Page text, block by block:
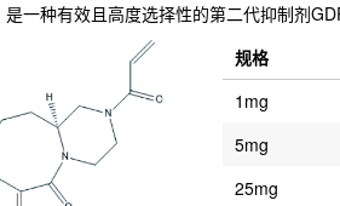
一种有效且高度选择性的第二代抑制剂
规格
1mg
5mg
25mg